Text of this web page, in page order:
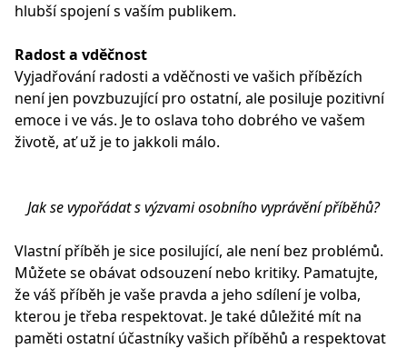
hlubší spojení s vaším publikem.
Radost a vděčnost
Vyjadřování radosti a vděčnosti ve vašich příbězích
není jen povzbuzující pro ostatní, ale posiluje pozitivní
emoce i ve vás. Je to oslava toho dobrého ve vašem
životě, ať už je to jakkoli málo.
Jak se vypořádat s výzvami osobního vyprávění příběhů?
Vlastní příběh je sice posilující, ale není bez problémů.
Můžete se obávat odsouzení nebo kritiky. Pamatujte,
že váš příběh je vaše pravda a jeho sdílení je volba,
kterou je třeba respektovat. Je také důležité mít na
paměti ostatní účastníky vašich příběhů a respektovat